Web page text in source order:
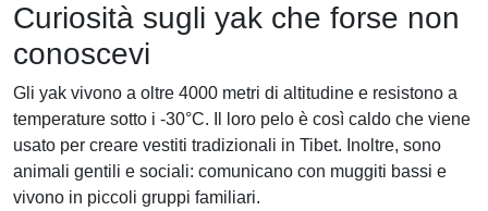
Curiosità sugli yak che forse non
conoscevi
Gli yak vivono a oltre 4000 metri di altitudine e resistono a
temperature sotto i -30°C. Il loro pelo è così caldo che viene
usato per creare vestiti tradizionali in Tibet. Inoltre, sono
animali gentili e sociali: comunicano con muggiti bassi e
vivono in piccoli gruppi familiari.